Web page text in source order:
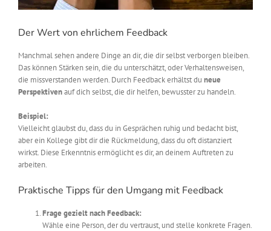
Der Wert von ehrlichem Feedback
Manchmal sehen andere Dinge an dir, die dir selbst verborgen bleiben.
Das können Stärken sein, die du unterschätzt, oder Verhaltensweisen,
die missverstanden werden. Durch Feedback erhältst du neue
Perspektivenauf dich selbst, die dir helfen, bewusster zu handeln.
Beispiel:
Vielleicht glaubst du, dass du in Gesprächen ruhig und bedacht bist,
aber ein Kollege gibt dir die Rückmeldung, dass du oft distanziert
wirkst. Diese Erkenntnis ermöglicht es dir, an deinem Auftreten zu
arbeiten.
Praktische Tipps für den Umgang mit Feedback
Frage gezielt nach Feedback:
Wähle eine Person, der du vertraust, und stelle konkrete Fragen.